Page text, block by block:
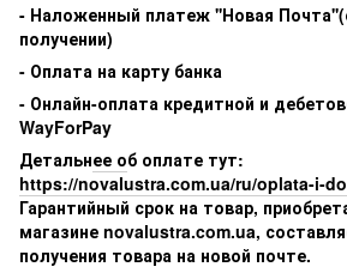
- Наложенный платеж ''Новая
получении)
- Оплата на карту банка
- Онлайн-оплата кредитной и
WayForPay
Детальнее об оплате тут:
https://novalustra.com.ua/ru/oplata-i-
Гарантийный срок на товар,
магазине novalustra.com.ua,
получения товара на новой почте.